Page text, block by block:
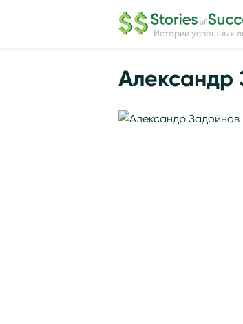
Истории успешных
Александр